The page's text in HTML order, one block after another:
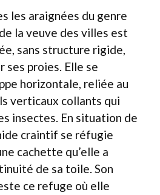
les araignées du genre
la veuve des villes est
sans structure rigide,
ses proies. Elle se
horizontale, reliée au
verticaux collants qui
insectes. En situation de
craintif se réfugie
cachette qu’elle a
de sa toile. Son
ce refuge où elle